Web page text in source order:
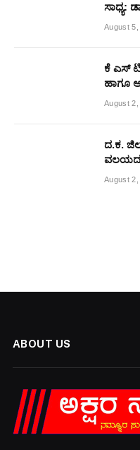
ಸಾಧ್ಯ:
August 5,
ಕೆ ಎಸ್ ಟಿ
ಹಾಗೂ
August 2,
ದ.ಕ.
ವಲಯದ
August 2,
ABOUT US